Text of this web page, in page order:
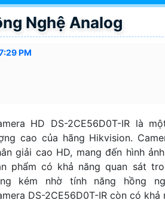
Nghệ Analog
PM
HD DS-2CE56D0T-IR là
cao của hãng Hikvision.
giải cao HD, mang đến hình
phẩm có khả năng quan sát
kém nhờ tính năng hồng
DS-2CE56D0T-IR còn có khả